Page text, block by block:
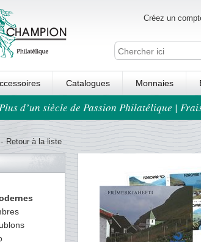
Créez un
Catalogues Monnaies
d’un siècle de Passion Philatélique |
- Retour à la liste